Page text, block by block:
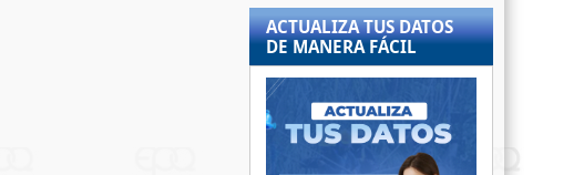
ACTUALIZA TUS DATOS
DE MANERA FÁCIL